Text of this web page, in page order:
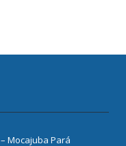
Mocajuba Pará